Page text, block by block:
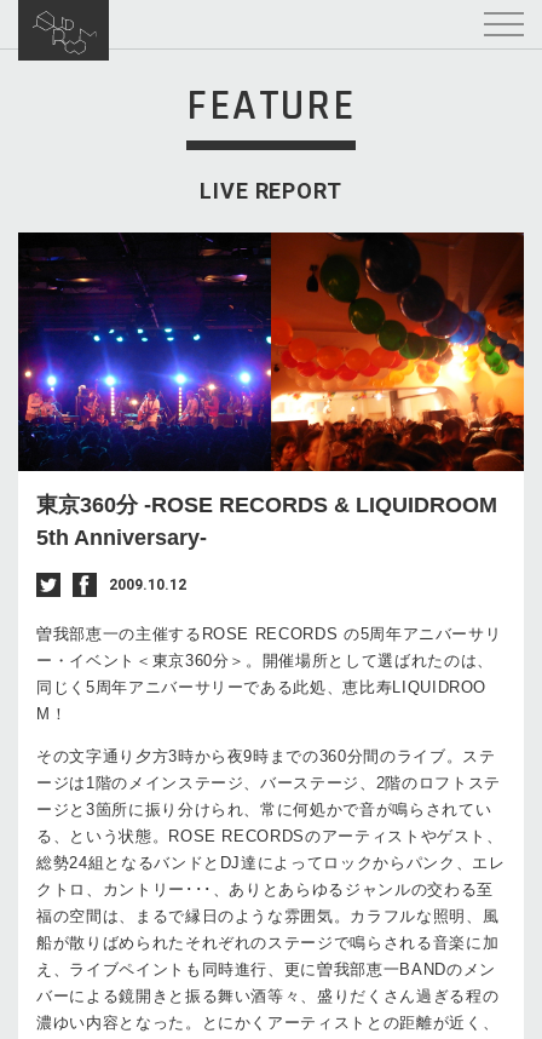
FEATURE
LIVE REPORT
東京360分 -ROSE RECORDS & LIQUIDROOM
5th Anniversary-
2009.10.12
曽我部恵一の主催するROSE RECORDS の5周年アニバーサリ
ー・イベント＜東京360分＞。開催場所として選ばれたのは、
同じく5周年アニバーサリーである此処、恵比寿LIQUIDROO
M！
その文字通り夕方3時から夜9時までの360分間のライブ。ステ
ージは1階のメインステージ、バーステージ、2階のロフトステ
ージと3箇所に振り分けられ、常に何処かで音が鳴らされてい
る、という状態。ROSE RECORDSのアーティストやゲスト、
総勢24組となるバンドとDJ達によってロックからパンク、エレ
クトロ、カントリー･･･、ありとあらゆるジャンルの交わる至
福の空間は、まるで縁日のような雰囲気。カラフルな照明、風
船が散りばめられたそれぞれのステージで鳴らされる音楽に加
え、ライブペイントも同時進行、更に曽我部恵一BANDのメン
バーによる鏡開きと振る舞い酒等々、盛りだくさん過ぎる程の
濃ゆい内容となった。とにかくアーティストとの距離が近く、